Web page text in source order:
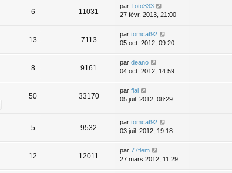
6 11031
par Toto333
27 févr. 2013, 21:00
13 7113
par tomcat92
05 oct. 2012, 09:20
8 9161
par deano
04 oct. 2012, 14:59
50 33170
par flal
05 juil. 2012, 08:29
5 9532
par tomcat92
03 juil. 2012, 19:18
12 12011
par 77flem
27 mars 2012, 11:29